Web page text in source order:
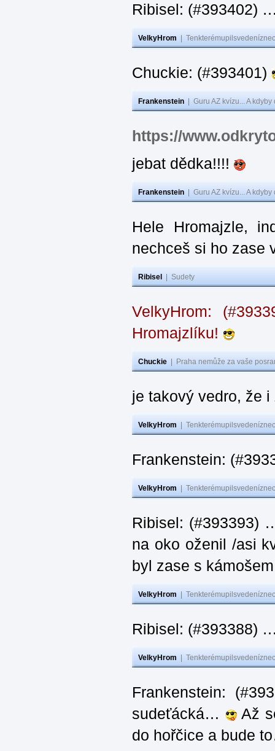
Ribisel: (#393402)
VelkyHrom
Chuckie: (#393401)
Frankenstein Guru AZ kvízu... A
https://
jebat dědka!!!!
Frankenstein Guru AZ kvízu... A
Hele Hromajzle,
nechceš si ho zase
Ribisel Sudety
VelkyHrom:
Hromajzlíku!
Chuckie Praha nemůže za vaše
je takový vedro, že
VelkyHrom
Frankenstein:
VelkyHrom
Ribisel: (#393393)
na oko oženil /asi
byl zase s
VelkyHrom
Ribisel: (#393388)
VelkyHrom
Frankenstein:
sudeťácká…
Až
do hořčice a bude